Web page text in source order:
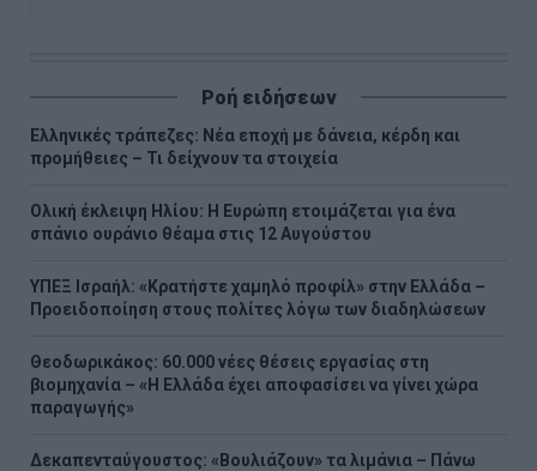
Ροή ειδήσεων
Ελληνικές τράπεζες: Νέα εποχή με δάνεια, κέρδη και
προμήθειες – Τι δείχνουν τα στοιχεία
Ολική έκλειψη Ηλίου: Η Ευρώπη ετοιμάζεται για ένα
σπάνιο ουράνιο θέαμα στις 12 Αυγούστου
ΥΠΕΞ Ισραήλ: «Κρατήστε χαμηλό προφίλ» στην Ελλάδα –
Προειδοποίηση στους πολίτες λόγω των διαδηλώσεων
Θεοδωρικάκος: 60.000 νέες θέσεις εργασίας στη
βιομηχανία – «Η Ελλάδα έχει αποφασίσει να γίνει χώρα
παραγωγής»
Δεκαπενταύγουστος: «Βουλιάζουν» τα λιμάνια – Πάνω